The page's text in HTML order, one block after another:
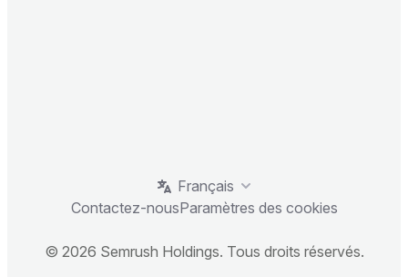
Français
Contactez-nousParamètres des cookies
© 2026 Semrush Holdings. Tous droits réservés.